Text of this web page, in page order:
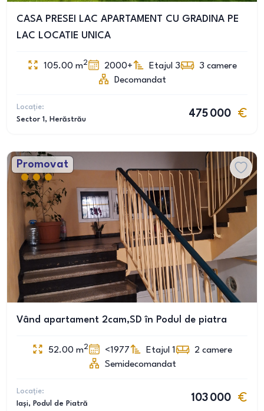
CASA PRESEI LAC APARTAMENT CU GRADINA PE
LAC LOCATIE UNICA
105.00 m2 2000+ Etajul 3 3 camere
Decomandat
Locație:
Sector 1 , Herăstrău
475 000
Promovat
Vând apartament 2cam,SD în Podul de piatra
52.00 m2 <1977 Etajul 1 2 camere
Semidecomandat
Locație:
Iași, Podul de Piatră
103 000